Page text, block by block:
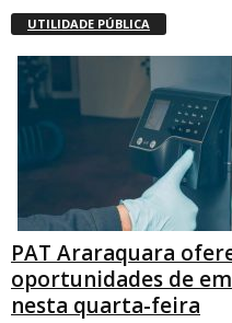
UTILIDADE PÚBLICA
PAT Araraquara
oportunidades de
nesta quarta-feira